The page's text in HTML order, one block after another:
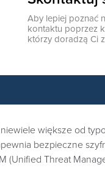
Aby lepiej poznać
kontaktu poprzez
którzy doradzą Ci
większe od
bezpieczne
Threat